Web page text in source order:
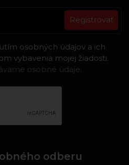
Registrovať
osobných údajov a ich
vybavenia mojej žiadosti.
osobné údaje.
odberu